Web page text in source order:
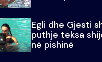
Egli dhe Gjesti
puthje teksa
në pishinë